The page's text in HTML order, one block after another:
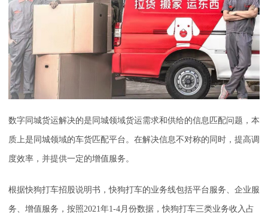
数字同城货运解决的是同城领域货运需求和供给的信息匹配问题，本
质上是同城领域的车货匹配平台。在解决信息不对称的同时，提高调
度效率，并提供一定的增值服务。
根据快狗打车招股说明书，快狗打车的业务线包括平台服务、企业服
务、增值服务，按照2021年1-4月份数据，快狗打车三类业务收入占